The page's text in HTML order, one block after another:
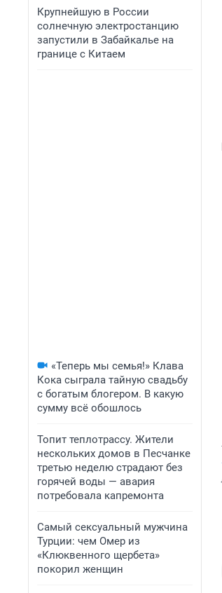
Крупнейшую в России
солнечную электростанцию
запустили в Забайкалье на
границе с Китаем
«Теперь мы семья!» Клава
Кока сыграла тайную свадьбу
с богатым блогером. В какую
сумму всё обошлось
Топит теплотрассу. Жители
нескольких домов в Песчанке
третью неделю страдают без
горячей воды — авария
потребовала капремонта
Самый сексуальный мужчина
Турции: чем Омер из
«Клюквенного щербета»
покорил женщин